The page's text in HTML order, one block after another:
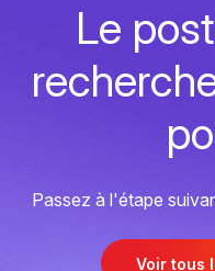
Le
Passez à l'étape
Voir tous